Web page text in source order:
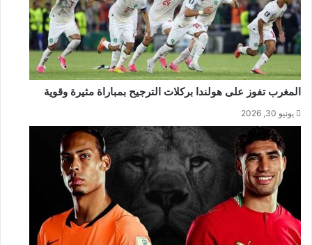
المغرب تفوز على هولندا بركلات الترجيح بمباراة مثيرة وقوية
يونيو 30, 2026